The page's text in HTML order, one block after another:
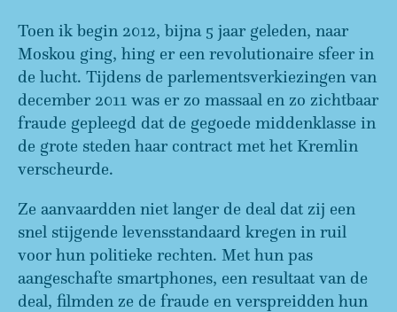
Toen ik begin 2012, bijna 5 jaar geleden, naar
Moskou ging, hing er een revolutionaire sfeer in
de lucht. Tijdens de parlementsverkiezingen van
december 2011 was er zo massaal en zo zichtbaar
fraude gepleegd dat de gegoede middenklasse in
de grote steden haar contract met het Kremlin
verscheurde.
Ze aanvaardden niet langer de deal dat zij een
snel stijgende levensstandaard kregen in ruil
voor hun politieke rechten. Met hun pas
aangeschafte smartphones, een resultaat van de
deal, filmden ze de fraude en verspreidden hun